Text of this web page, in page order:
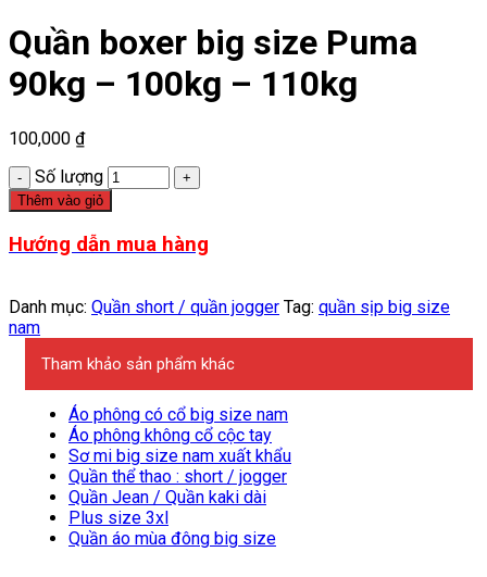
Quần boxer big size Puma
90kg – 100kg – 110kg
100,000 ₫
Số lượng
Thêm vào giỏ
Hướng dẫn mua hàng
Danh mục: Quần short / quần jogger Tag: quần sịp big size
nam
Tham khảo sản phẩm khác
Áo phông có cổ big size nam
Áo phông không cổ cộc tay
Sơ mi big size nam xuất khẩu
Quần thể thao : short / jogger
Quần Jean / Quần kaki dài
Plus size 3xl
Quần áo mùa đông big size